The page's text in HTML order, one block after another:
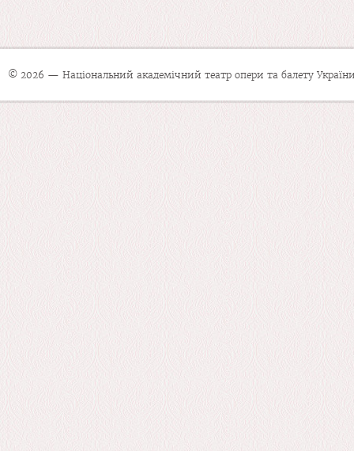
© 2026 — Національний академічний театр опери та балету